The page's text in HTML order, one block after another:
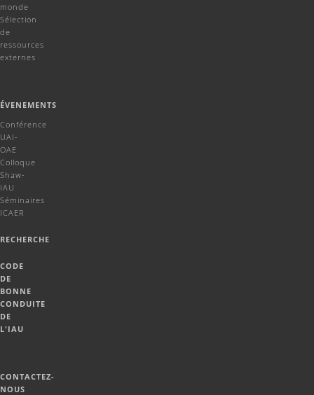
monde
Sélection
de
ressources
externes
ÉVENEMENTS
Conférence
UAI-
OAE
Colloque
Shaw-
IAU
Séminaires
ICAER
RECHERCHE
CODE
DE
BONNE
CONDUITE
DE
L'IAU
CONTACTEZ-
NOUS